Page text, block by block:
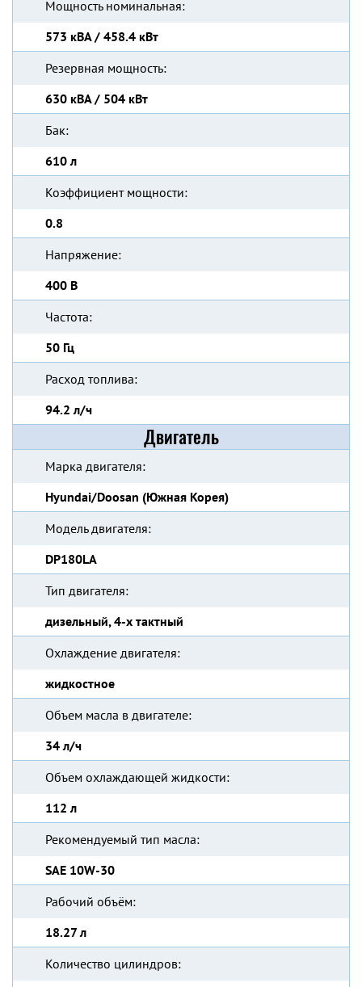
Мощность номинальная:
573 кВА / 458.4 кВт
Резервная мощность:
630 кВА / 504 кВт
Бак:
610 л
Коэффициент мощности:
0.8
Напряжение:
400 В
Частота:
50 Гц
Расход топлива:
94.2 л/ч
Двигатель
Марка двигателя:
Hyundai/Doosan (Южная Корея)
Модель двигателя:
DP180LA
Тип двигателя:
дизельный, 4-х тактный
Охлаждение двигателя:
жидкостное
Объем масла в двигателе:
34 л/ч
Объем охлаждающей жидкости:
112 л
Рекомендуемый тип масла:
SAE 10W-30
Рабочий объём:
18.27 л
Количество цилиндров: